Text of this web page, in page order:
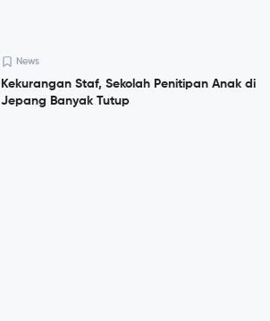
News
Kekurangan Staf, Sekolah Penitipan Anak di
Jepang Banyak Tutup